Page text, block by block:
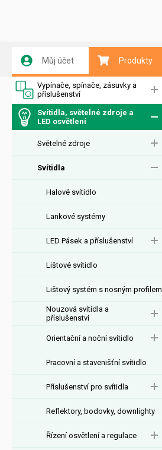
Můj účet Produkty
Vypínače, spínače, zásuvky a
příslušenství
Svítidla, světelné zdroje a
LED osvětlení
Světelné zdroje
Svítidla
Halové svítidlo
Lankové systémy
LED Pásek a příslušenství
Lištové svítidlo
Lištový systém s nosným profilem
Nouzová svítidla a
příslušenství
Orientační a noční svítidlo
Pracovní a stavenišťní svítidlo
Příslušenství pro svítidla
Reflektory, bodovky, downlighty
Řízení osvětlení a regulace